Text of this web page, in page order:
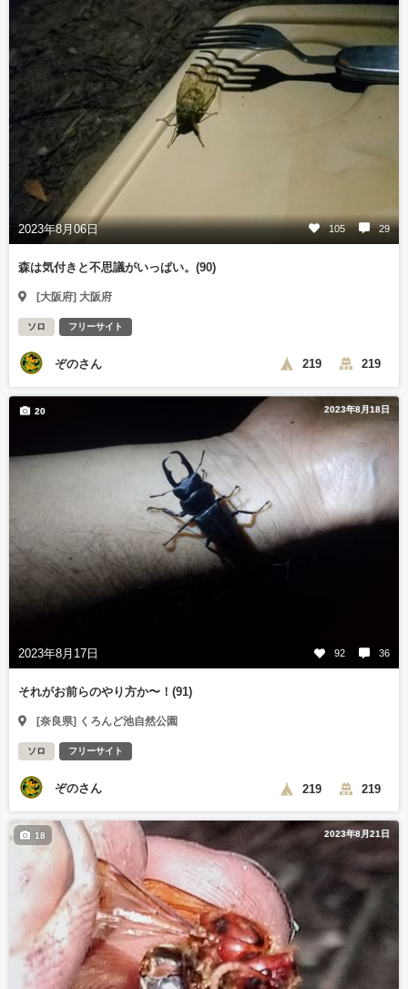
2023年8月06日 105 29
森は気付きと不思議がいっぱい。(90)
[大阪府] 大阪府
ソロ フリーサイト
ぞのさん 219 219
2023年8月18日
2023年8月17日 92 36
20
それがお前らのやり方か〜！(91)
[奈良県] くろんど池自然公園
ソロ フリーサイト
ぞのさん 219 219
2023年8月21日
18